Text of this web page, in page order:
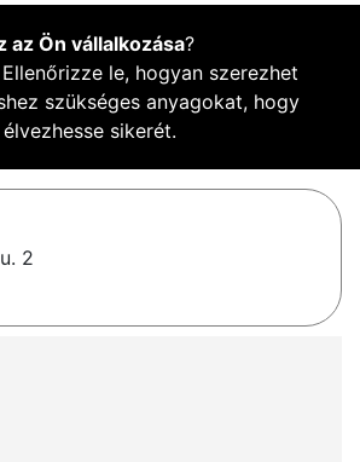
az Ön vállalkozása?
Ellenőrizze le, hogyan szerezhet
szükséges anyagokat, hogy
élvezhesse sikerét.
2